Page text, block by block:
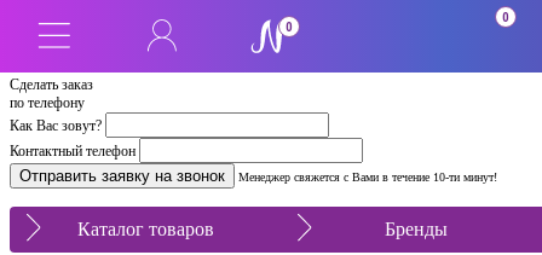
Сделать заказ
по телефону
Как Вас зовут?
Контактный телефон
Менеджер свяжется с Вами в течение 10-ти минут!
0
0
Каталог товаров Бренды